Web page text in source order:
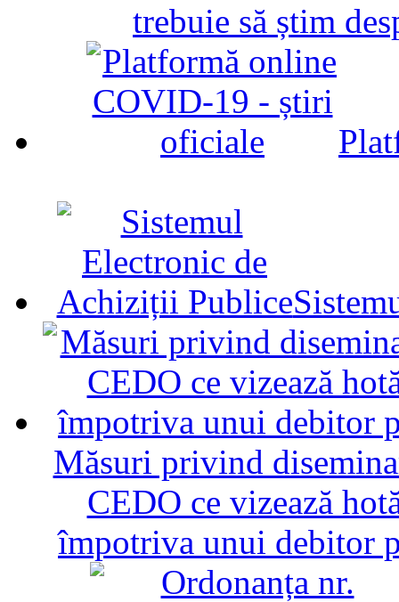
trebuie să știm
Măsuri privind
CEDO ce vizează
împotriva unui debitor